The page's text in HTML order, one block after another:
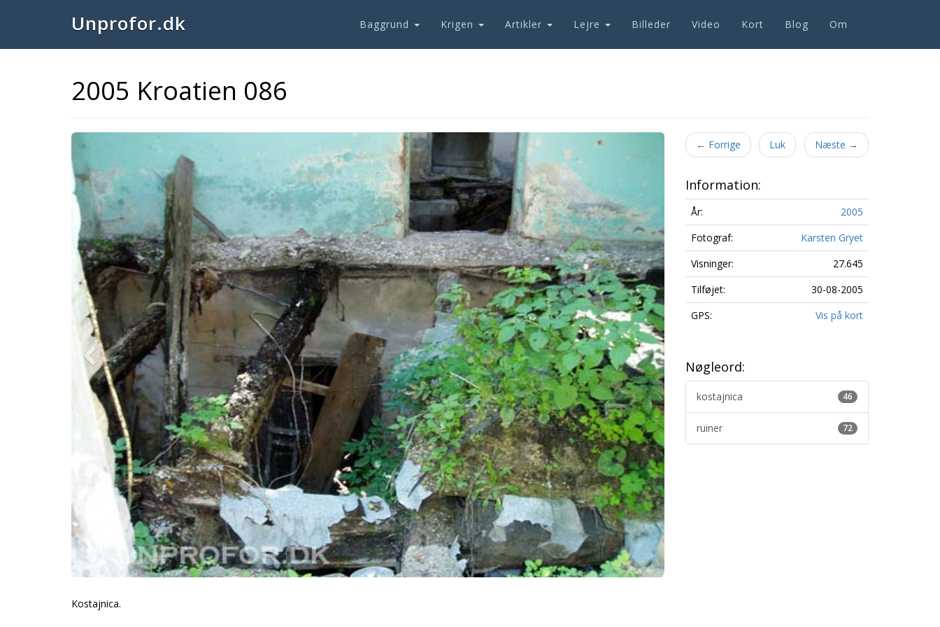
Unprofor.dk Baggrund Krigen Artikler Lejre Billeder Video Kort Blog Om
2005 Kroatien 086
Previous
Kostajnica.
← Forrige Luk Næste →
Information:
År:
2005
Fotograf:
Karsten Gryet
Visninger:
27.645
Tilføjet:
30-08-2005
GPS:
Vis på kort
Nøgleord:
46
kostajnica
72
ruiner